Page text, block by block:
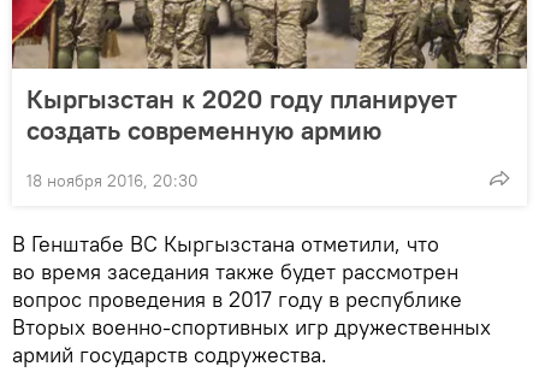
Кыргызстан к 2020 году планирует
создать современную армию
18 ноября 2016, 20:30
В Генштабе ВС Кыргызстана отметили, что
во время заседания также будет рассмотрен
вопрос проведения в 2017 году в республике
Вторых военно-спортивных игр дружественных
армий государств содружества.